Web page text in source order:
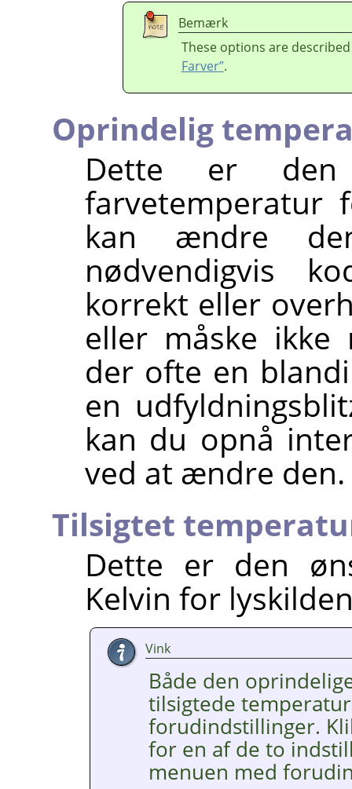
Bemærk
These options are
Farver”.
Oprindelig
Dette er den
farvetemperatur
kan ændre
nødvendigvis
korrekt eller
eller måske ikke
der ofte en
en
kan du opnå
ved at ændre den.
Tilsigtet
Dette er den
Kelvin for
Vink
Både den
tilsigtede
forudindstillinger.
for en af de to
menuen med